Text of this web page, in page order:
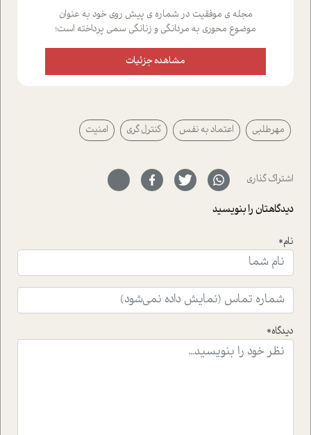
مجله ی موفقیت در شماره ی پیش روی خود به عنوان
موضوع محوری به مردانگی و زنانگی سمی پرداخته است؛
علیخواه، جامعه شناس در بخش های مختلف تلاش کرده ایم
از دریچه های گوناگون به این موضوع مهم بپردازیم.فصل
پیرامون آن آشنا می کند.در بخش دو فنجان داغ به سراغ افرادی
رفته ایم که موفقیت را در عمل به اثبات رسانده اند؛ سید
حمیدرضا محتشمی که بیست و پنجمین سال فعالیت حرفه
سر نهاده است و نیز کرامت عزیز زاده؛ سفیر صلح و دوستی که
با رکاب زدن در بیش از هفتاد کشور و کاشتن درخت، به نماد
حمایت از محیط زیست و منابع طبیعی تبدیل گشته
است.فصل روایت اجنبی ها در این شماره به دو موضوع
ای که به زندگی شگفت انگیز جین گودال و تاثیرات کاوش های
ایشان در حوزه ی شامپانزه ها بر زندگی امروزی ما نگاهی
افکنده است.فصل اتاق 333 شما را پای صحبت یک تجربه ی
واقعی در ارتباط با اختلال شخصیت اسکزوئید و مشکلات و نیز
راهکارهای حل آن قرار می دهد که در اتاق درمان اتفاق افتاده
موثرترین راهکارهای استفاده از هوش مصنوعی در حوزه های
مشاهده جزئیات
مهرطلبی اعتماد به نفس کنترل گری امنیت
اشتراک گذاری
دیدگاهتان را بنویسید
نام*
دیدگاه*